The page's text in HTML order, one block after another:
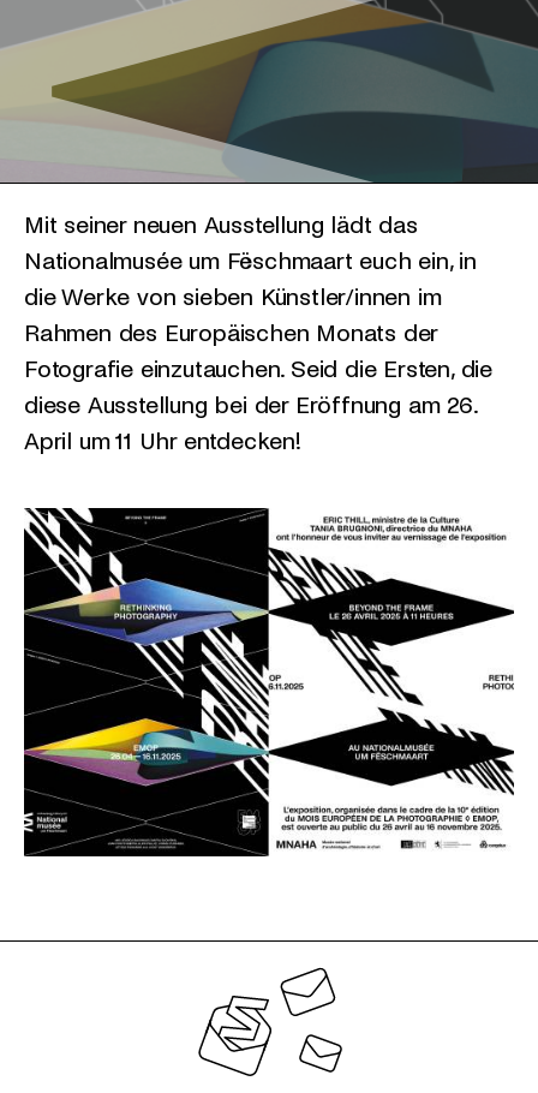
Mit seiner neuen Ausstellung lädt das
Nationalmusée um Fëschmaart euch ein, in
die Werke von sieben Künstler/innen im
Rahmen des Europäischen Monats der
Fotografie einzutauchen. Seid die Ersten, die
diese Ausstellung bei der Eröffnung am 26.
April um 11 Uhr entdecken!